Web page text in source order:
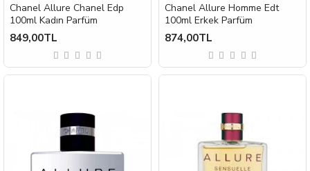
Chanel Allure Chanel Edp
100ml Kadın Parfüm
849,00TL
Chanel Allure Homme Edt
100ml Erkek Parfüm
874,00TL